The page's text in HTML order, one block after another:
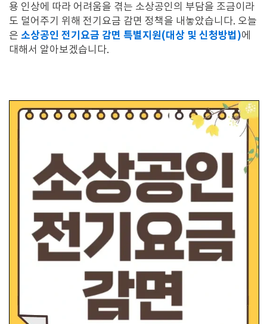
용 인상에 따라 어려움을 겪는 소상공인의 부담을 조금이라
도 덜어주기 위해 전기요금 감면 정책을 내놓았습니다. 오늘
은 소상공인 전기요금 감면 특별지원(대상 및 신청방법)에
대해서 알아보겠습니다.